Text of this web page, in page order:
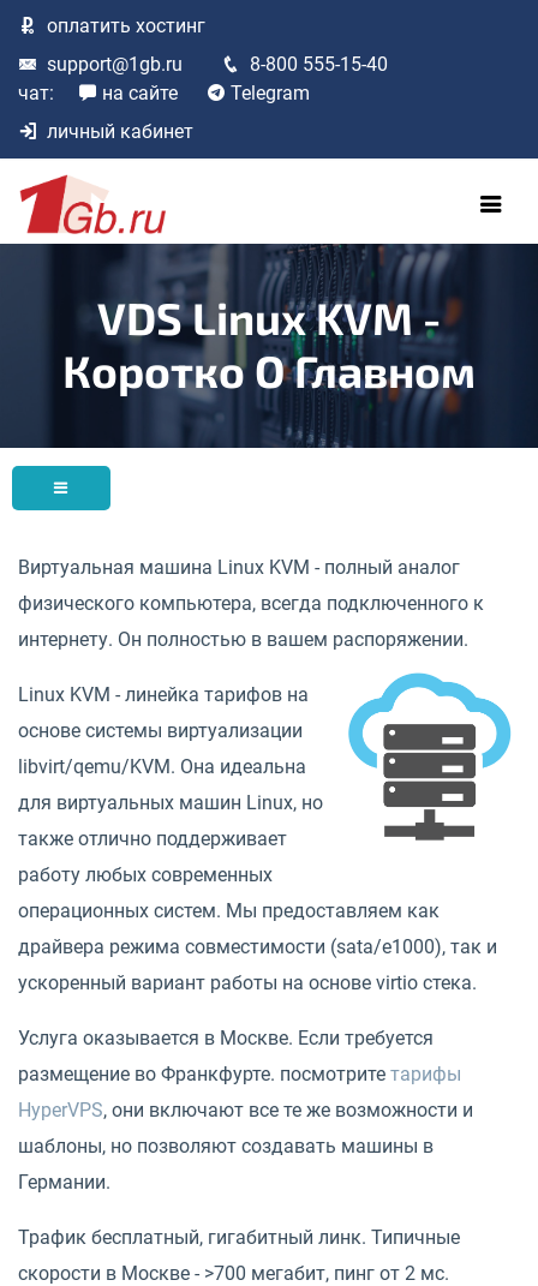
оплатить хостинг
support@1gb.ru
8-800 555-15-40
чат:
на сайте
Telegram
личный кабинет
VDS Linux KVM -
Коротко О Главном
Виртуальная машина Linux KVM - полный аналог
физического компьютера, всегда подключенного к
интернету. Он полностью в вашем распоряжении.
Linux KVM - линейка тарифов на
основе системы виртуализации
libvirt/qemu/KVM. Она идеальна
для виртуальных машин Linux, но
также отлично поддерживает
работу любых современных
операционных систем. Мы предоставляем как
драйвера режима совместимости (sata/e1000), так и
ускоренный вариант работы на основе virtio стека.
Услуга оказывается в Москве. Если требуется
размещение во Франкфурте. посмотрите тарифы
HyperVPS, они включают все те же возможности и
шаблоны, но позволяют создавать машины в
Германии.
Трафик бесплатный, гигабитный линк. Типичные
скорости в Москве - >700 мегабит, пинг от 2 мс.